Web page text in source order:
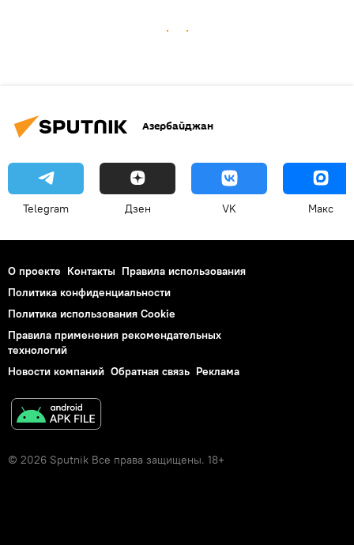
Азербайджан
Telegram Дзен VK Макс
О проекте Контакты Правила использования
Политика конфиденциальности
Политика использования Cookie
Правила применения рекомендательных
технологий
Новости компаний Обратная связь Реклама
© 2026 Sputnik Все права защищены. 18+